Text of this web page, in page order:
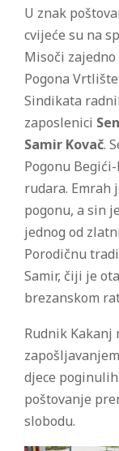
U znak
cvijeće su na
Misoči
Pogona Vrtlište
Sindikata
zaposlenici
Samir Kovač.
Pogonu
rudara. Emrah
pogonu, a sin
jednog od
Porodičnu
Samir, čiji je
brezanskom
Rudnik
djece
poštovanje
slobodu.